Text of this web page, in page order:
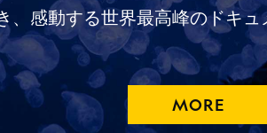
、 感動する世界最高峰のドキュ
MORE